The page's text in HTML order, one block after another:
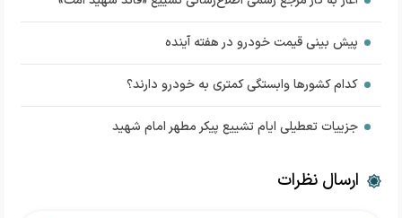
پیش بینی قیمت خودرو در هفته آینده
کدام کشورها وابستگی کمتری به خودرو دارند؟
جزییات تعطیلی ایام تشییع پیکر مطهر امام شهید
ارسال نظرات